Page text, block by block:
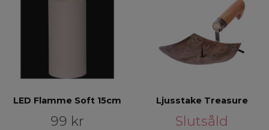
LED Flamme Soft 15cm
99 kr
Ljusstake Treasure
Slutsåld